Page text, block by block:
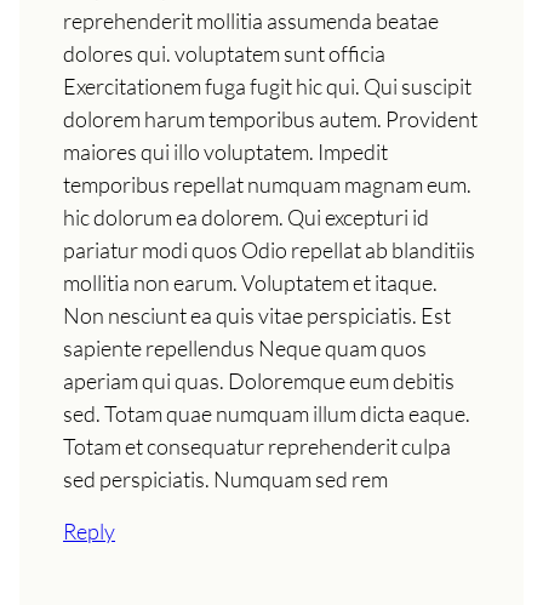
reprehenderit mollitia assumenda beatae
dolores qui. voluptatem sunt officia
Exercitationem fuga fugit hic qui. Qui suscipit
dolorem harum temporibus autem. Provident
maiores qui illo voluptatem. Impedit
temporibus repellat numquam magnam eum.
hic dolorum ea dolorem. Qui excepturi id
pariatur modi quos Odio repellat ab blanditiis
mollitia non earum. Voluptatem et itaque.
Non nesciunt ea quis vitae perspiciatis. Est
sapiente repellendus Neque quam quos
aperiam qui quas. Doloremque eum debitis
sed. Totam quae numquam illum dicta eaque.
Totam et consequatur reprehenderit culpa
sed perspiciatis. Numquam sed rem
Reply